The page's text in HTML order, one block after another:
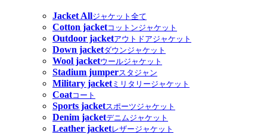
Jacket Allジャケット全て
Cotton jacketコットンジャケット
Outdoor jacketアウトドアジャケット
Down jacketダウンジャケット
Wool jacketウールジャケット
Stadium jumperスタジャン
Military jacketミリタリージャケット
Coatコート
Sports jacketスポーツジャケット
Denim jacketデニムジャケット
Leather jacketレザージャケット